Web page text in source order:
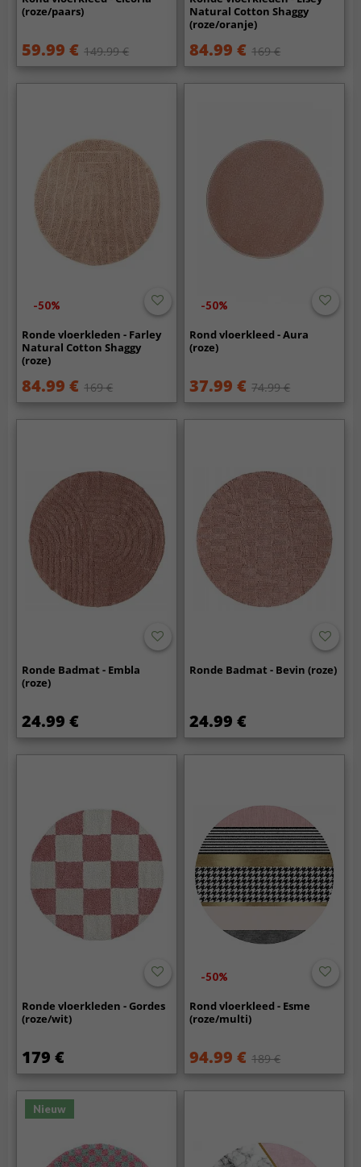
(roze/paars)
59.99 € 149.99 €
Natural Cotton Shaggy
(roze/oranje)
84.99 € 169 €
-50%
Ronde vloerkleden - Farley
Natural Cotton Shaggy
(roze)
84.99 € 169 €
-50%
Rond vloerkleed - Aura
(roze)
37.99 € 74.99 €
Ronde Badmat - Embla
(roze)
24.99 €
Ronde Badmat - Bevin (roze)
24.99 €
Ronde vloerkleden - Gordes
(roze/wit)
179 €
-50%
Rond vloerkleed - Esme
(roze/multi)
94.99 € 189 €
Nieuw